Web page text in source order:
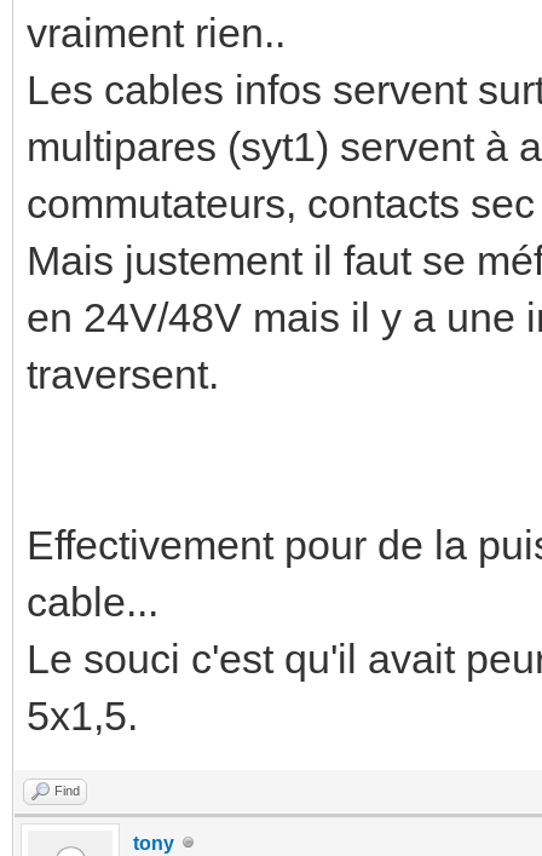
vraiment rien..
Les cables infos servent
multipares (syt1) servent à
commutateurs, contacts
Mais justement il faut se
en 24V/48V mais il y a une
traversent.
Effectivement pour de la
cable...
Le souci c'est qu'il avait
5x1,5.
Find
tony